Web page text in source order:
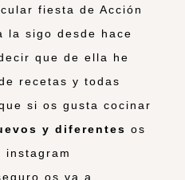
fiesta de Acción
la sigo desde hace
que de ella he
recetas y todas
si os gusta cocinar
y diferentes os
instagram
os va a